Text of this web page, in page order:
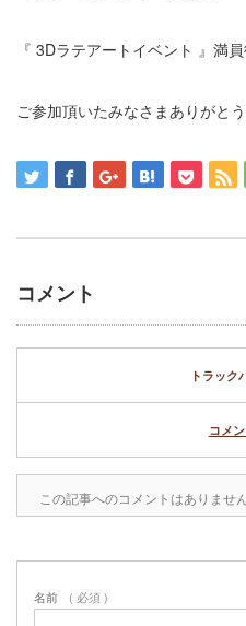
『 3Dラテアートイベント 』満
ご参加頂いたみなさまありがと
コメント
トラック
コメ
この記事へのコメントはありません
名前 ( 必須 )